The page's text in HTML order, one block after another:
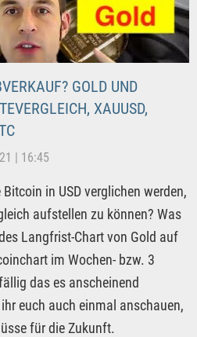
GOLD UND
XAUUSD,
| 16:45
in USD verglichen werden,
aufstellen zu können? Was
Langfrist-Chart von Gold auf
im Wochen- bzw. 3
das es anscheinend
euch auch einmal anschauen,
für die Zukunft.